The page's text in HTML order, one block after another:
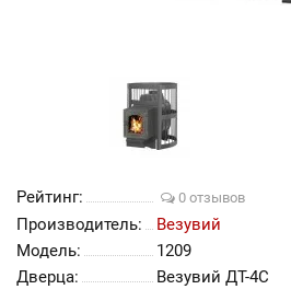
Рейтинг: 0 отзывов
Производитель:
Везувий
Модель:
1209
Дверца:
Везувий ДТ-4С